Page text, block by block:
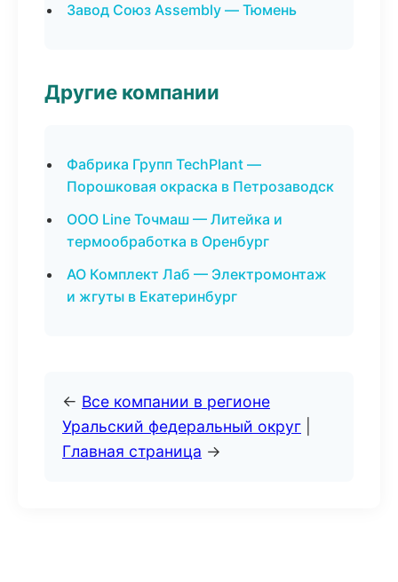
Завод Союз Assembly — Тюмень
Другие компании
Фабрика Групп TechPlant —
Порошковая окраска в Петрозаводск
ООО Line Точмаш — Литейка и
термообработка в Оренбург
АО Комплект Лаб — Электромонтаж
и жгуты в Екатеринбург
← Все компании в регионе
Уральский федеральный округ
Главная страница →